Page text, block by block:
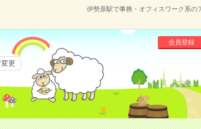
伊勢原駅で事務・オフィスワーク系の
会員登録
更